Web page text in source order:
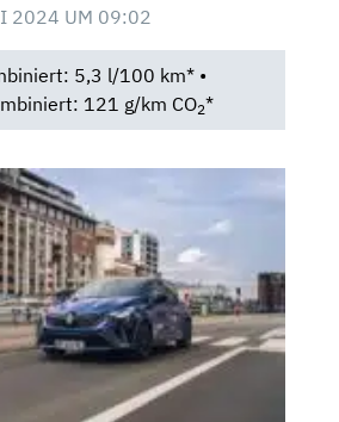
2024 UM 09:02
5,3 l/100 km* •
121 g/km CO2*